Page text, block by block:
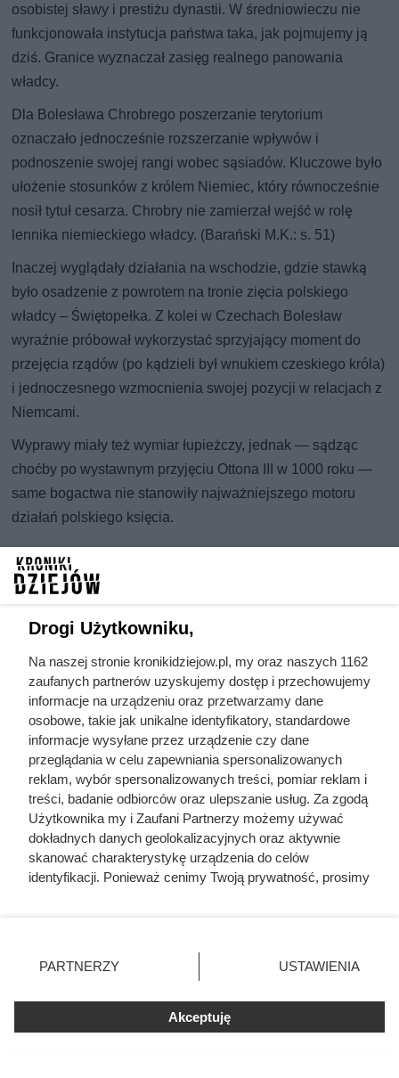
osobistej sławy i prestiżu dynastii. W średniowieczu nie
funkcjonowała instytucja państwa taka, jak pojmujemy ją
dziś. Granice wyznaczał zasięg realnego panowania
władcy.
Dla Bolesława Chrobrego poszerzanie terytorium
oznaczało jednocześnie rozszerzanie wpływów i
podnoszenie swojej rangi wobec sąsiadów. Kluczowe było
ułożenie stosunków z królem Niemiec, który równocześnie
nosił tytuł cesarza. Chrobry nie zamierzał wejść w rolę
lennika niemieckiego władcy. (Barański M.K.: s. 51)
Inaczej wyglądały działania na wschodzie, gdzie stawką
było osadzenie z powrotem na tronie zięcia polskiego
władcy – Świętopełka. Z kolei w Czechach Bolesław
wyraźnie próbował wykorzystać sprzyjający moment do
przejęcia rządów (po kądzieli był wnukiem czeskiego króla)
i jednoczesnego wzmocnienia swojej pozycji w relacjach z
Niemcami.
Wyprawy miały też wymiar łupieżczy, jednak — sądząc
choćby po wystawnym przyjęciu Ottona III w 1000 roku —
same bogactwa nie stanowiły najważniejszego motoru
działań polskiego księcia.
Koronacja Bolesława Chrobrego i
Otton III
Chrobrego. Nie była ona prostą konsekwencją samych
konsekwentnie prowadziła właśnie do tego finału. Walcząc
Drogi Użytkowniku,
Na naszej stronie kronikidziejow.pl, my oraz naszych 1162
zaufanych partnerów uzyskujemy dostęp i przechowujemy
informacje na urządzeniu oraz przetwarzamy dane
osobowe, takie jak unikalne identyfikatory, standardowe
informacje wysyłane przez urządzenie czy dane
przeglądania w celu zapewniania spersonalizowanych
reklam, wybór spersonalizowanych treści, pomiar reklam i
treści, badanie odbiorców oraz ulepszanie usług. Za zgodą
Użytkownika my i Zaufani Partnerzy możemy używać
dokładnych danych geolokalizacyjnych oraz aktywnie
skanować charakterystykę urządzenia do celów
identyfikacji. Ponieważ cenimy Twoją prywatność, prosimy
prywatności znajdujący się w lewym dolnym rogu strony
. Niektóre rodzaje przetwarzania danych nie wymagają
zgody użytkownika, ale masz prawo sprzeciwić się
takiemu przetwarzaniu. Preferencje będą miały
zastosowania tylko na tej witrynie.
PARTNERZY USTAWIENIA
Akceptuję